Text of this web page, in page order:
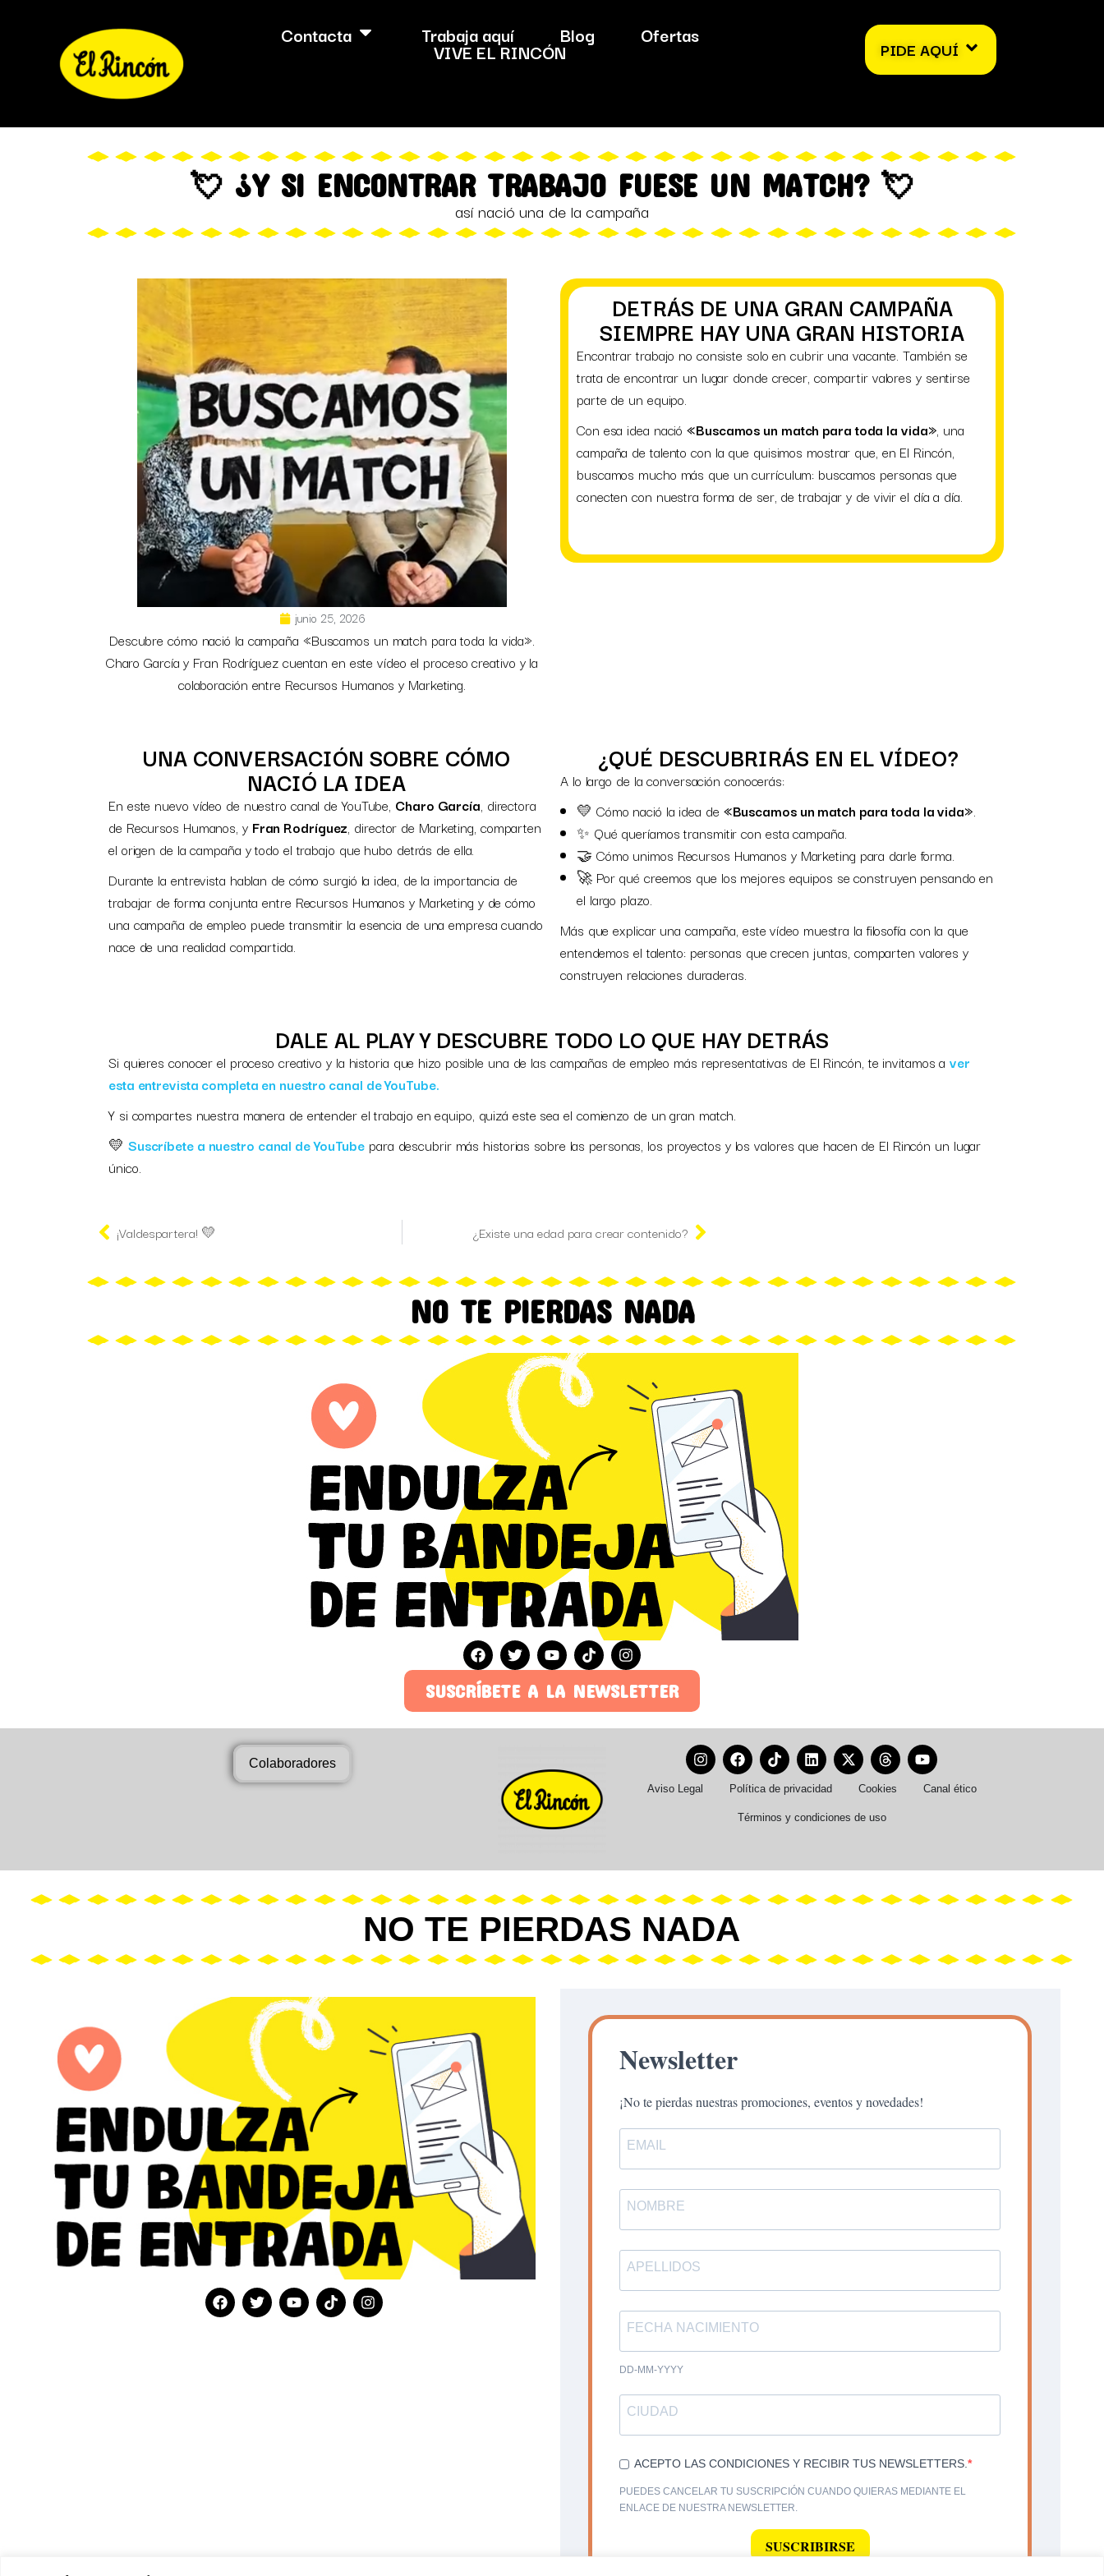
Contacta Trabaja aquí Blog Ofertas
VIVE EL RINCÓN PIDE AQUÍ
💘 ¿Y SI ENCONTRAR TRABAJO FUESE UN MATCH? 💘
así nació una de la campaña
junio 25, 2026
Descubre cómo nació la campaña «Buscamos un match para toda la vida».
Charo García y Fran Rodríguez cuentan en este vídeo el proceso creativo y la
colaboración entre Recursos Humanos y Marketing.
DETRÁS DE UNA GRAN CAMPAÑA
SIEMPRE HAY UNA GRAN HISTORIA
Encontrar trabajo no consiste solo en cubrir una vacante. También se
trata de encontrar un lugar donde crecer, compartir valores y sentirse
parte de un equipo.
Con esa idea nació«Buscamos un match para toda la vida», una
campaña de talento con la que quisimos mostrar que, en El Rincón,
buscamos mucho más que un currículum: buscamos personas que
conecten con nuestra forma de ser, de trabajar y de vivir el día a día.
UNA CONVERSACIÓN SOBRE CÓMO
NACIÓ LA IDEA
En este nuevo vídeo de nuestro canal de YouTube, Charo García, directora
de Recursos Humanos, y Fran Rodríguez, director de Marketing, comparten
el origen de la campaña y todo el trabajo que hubo detrás de ella.
Durante la entrevista hablan de cómo surgió la idea, de la importancia de
trabajar de forma conjunta entre Recursos Humanos y Marketing y de cómo
una campaña de empleo puede transmitir la esencia de una empresa cuando
nace de una realidad compartida.
¿QUÉ DESCUBRIRÁS EN EL VÍDEO?
A lo largo de la conversación conocerás:
💛 Cómo nació la idea de «Buscamos un match para toda la vida».
✨ Qué queríamos transmitir con esta campaña.
🤝 Cómo unimos Recursos Humanos y Marketing para darle forma.
🚀 Por qué creemos que los mejores equipos se construyen pensando en
el largo plazo.
Más que explicar una campaña, este vídeo muestra la filosofía con la que
entendemos el talento: personas que crecen juntas, comparten valores y
construyen relaciones duraderas.
DALE AL PLAY Y DESCUBRE TODO LO QUE HAY DETRÁS
Si quieres conocer el proceso creativo y la historia que hizo posible una de las campañas de empleo más representativas de El Rincón, te invitamos aver
esta entrevista completa en nuestro canal de YouTube.
Y si compartes nuestra manera de entender el trabajo en equipo, quizá este sea el comienzo de un gran match.
💛 Suscríbete a nuestro canal de YouTube para descubrir más historias sobre las personas, los proyectos y los valores que hacen de El Rincón un lugar
único.
¡Valdespartera! 💛 ¿Existe una edad para crear contenido?
NO TE PIERDAS NADA
SUSCRÍBETE A LA NEWSLETTER
Colaboradores
Aviso Legal Política de privacidad Cookies Canal ético
Términos y condiciones de uso
NO TE PIERDAS NADA
Newsletter
¡No te pierdas nuestras promociones, eventos y novedades!
DD-MM-YYYY
ACEPTO LAS CONDICIONES Y RECIBIR TUS NEWSLETTERS.
PUEDES CANCELAR TU SUSCRIPCIÓN CUANDO QUIERAS MEDIANTE EL
ENLACE DE NUESTRA NEWSLETTER.
SUSCRIBIRSE